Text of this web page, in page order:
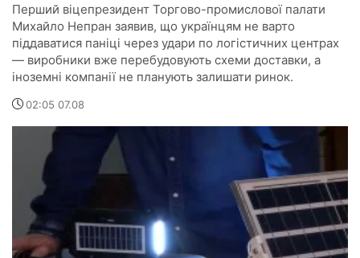
Перший віцепрезидент Торгово-промислової палати
Михайло Непран заявив, що українцям не варто
піддаватися паніці через удари по логістичних центрах
— виробники вже перебудовують схеми доставки, а
іноземні компанії не планують залишати ринок.
02:05 07.08